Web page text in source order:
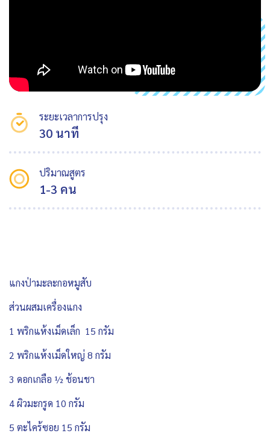
ระยะเวลาการปรุง
30 นาที
ปริมาณสูตร
1-3 คน
แกงป่ามะละกอหมูสับ
ส่วนผสมเครื่องแกง
1 พริกแห้งเม็ดเล็ก 15 กรัม
2 พริกแห้งเม็ดใหญ่ 8 กรัม
3 ดอกเกลือ ½ ช้อนชา
4 ผิวมะกรูด 10 กรัม
5 ตะไคร้ซอย 15 กรัม